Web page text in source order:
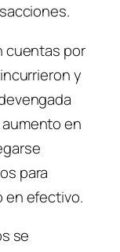
cuentas por
y
en
para
en efectivo.
se